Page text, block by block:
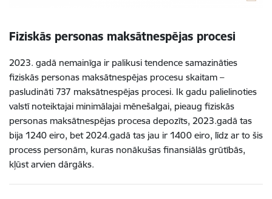
Fiziskās personas maksātnespējas procesi
2023. gadā nemainīga ir palikusi tendence samazināties
fiziskās personas maksātnespējas procesu skaitam –
pasludināti 737 maksātnespējas procesi. Ik gadu palielinoties
valstī noteiktajai minimālajai mēnešalgai, pieaug fiziskās
personas maksātnespējas procesa depozīts, 2023.gadā tas
bija 1240 eiro, bet 2024.gadā tas jau ir 1400 eiro, līdz ar to šis
process personām, kuras nonākušas finansiālās grūtībās,
kļūst arvien dārgāks.